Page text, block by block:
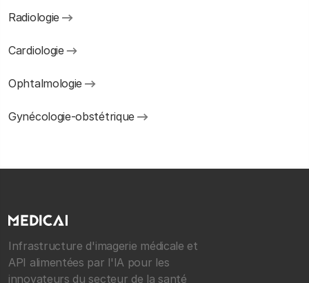
Radiologie
Cardiologie
Ophtalmologie
Gynécologie-obstétrique
Infrastructure d'imagerie médicale et
API alimentées par l'IA pour les
innovateurs du secteur de la santé